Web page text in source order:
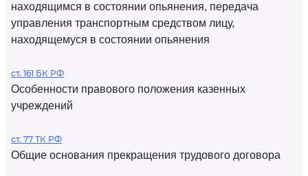
находящимся в состоянии опьянения, передача
управления транспортным средством лицу,
находящемуся в состоянии опьянения
ст. 161 БК РФ
Особенности правового положения казенных
учреждений
ст. 77 ТК РФ
Общие основания прекращения трудового договора